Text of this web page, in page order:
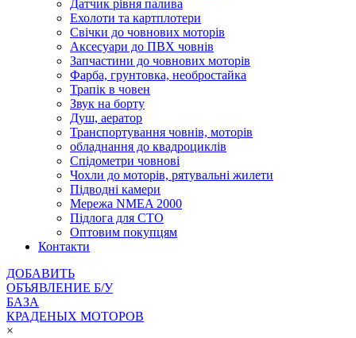
Датчик рівня палива
Ехолоти та картплотери
Cвічки до човнових моторів
Аксесуари до ПВХ човнів
Запчастини до човнових моторів
Фарба, грунтовка, необростайка
Трапік в човен
Звук на борту
Душ, аератор
Транспортування човнів, моторів
обладнання до квадроциклів
Спідометри човнові
Чохли до моторів, рятувальні жилети
Підводні камери
Мережа NMEA 2000
Підлога для СТО
Оптовим покупцям
Контакти
ДОБАВИТЬ
ОБЪЯВЛЕНИЕ Б/У
БАЗА
КРАДЕНЫХ МОТОРОВ
×